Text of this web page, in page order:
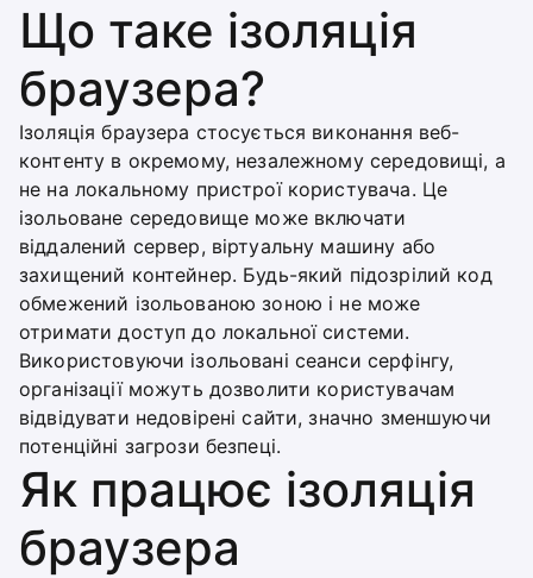
Що таке ізоляція
браузера?
Ізоляція браузера стосується виконання веб-
контенту в окремому, незалежному середовищі, а
не на локальному пристрої користувача. Це
ізольоване середовище може включати
віддалений сервер, віртуальну машину або
захищений контейнер. Будь-який підозрілий код
обмежений ізольованою зоною і не може
отримати доступ до локальної системи.
Використовуючи ізольовані сеанси серфінгу,
організації можуть дозволити користувачам
відвідувати недовірені сайти, значно зменшуючи
потенційні загрози безпеці.
Як працює ізоляція
браузера